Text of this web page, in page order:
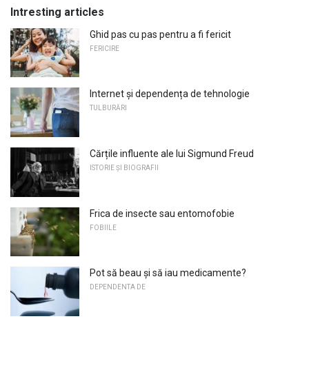
Intresting articles
Ghid pas cu pas pentru a fi fericit
FERICIRE
Internet și dependența de tehnologie
TULBURĂRI
Cărțile influente ale lui Sigmund Freud
ISTORIE ȘI BIOGRAFII
Frica de insecte sau entomofobie
FOBIILE
Pot să beau și să iau medicamente?
DEPENDENTA DE